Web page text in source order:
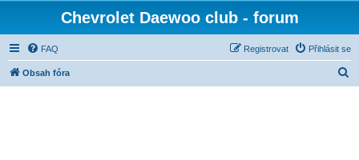
Chevrolet Daewoo club - forum
FAQ Přihlásit se
Registrovat
Obsah fóra